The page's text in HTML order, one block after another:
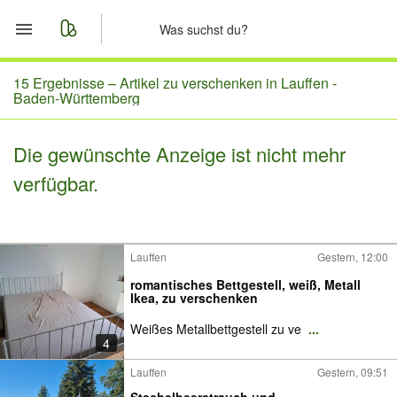
Start
Merkliste
Nachrichten
15 Ergebnisse –Artikel zu verschenken in Lauffen -
Baden-Württemberg
Die gewünschte Anzeige ist nicht mehr
verfügbar.
4
Lauffen Gestern, 12:00
romantisches Bettgestell, weiß, Metall
Ikea, zu verschenken
Weißes Metallbettgestell zu ve ...
Lauffen Gestern, 09:51